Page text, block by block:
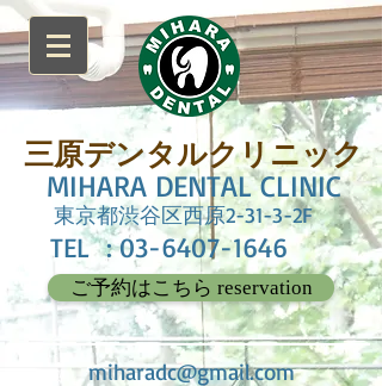
三原デンタルクリニック
MIHARA DENTAL CLINIC
東京都渋谷区西原2-31-3-2F
TEL :03-6407-1646
ご予約はこちら reservation
miharadc@gmail.com